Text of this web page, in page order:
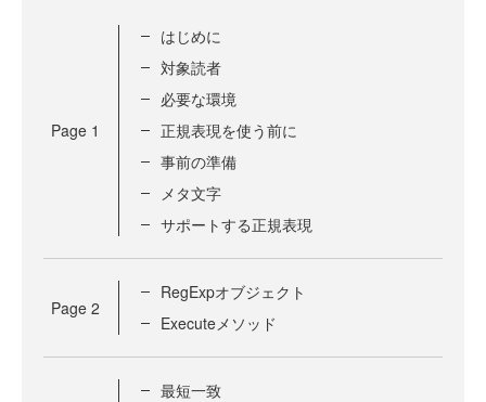
Page 1
はじめに
対象読者
必要な環境
正規表現を使う前に
事前の準備
メタ文字
サポートする正規表現
Page 2
RegExpオブジェクト
Executeメソッド
最短一致